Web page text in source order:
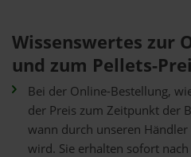
Wissenswertes zur
und zum Pellets-
Bei der Online-Bestellung,
der Preis zum Zeitpunkt der
wann durch unseren
wird. Sie erhalten sofort